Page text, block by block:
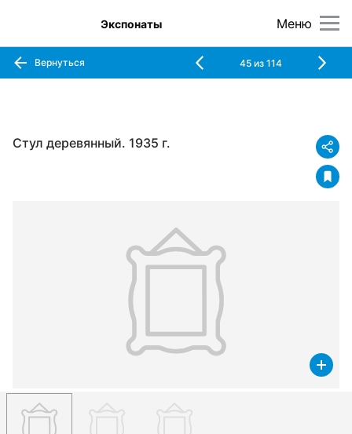
Меню
Экспонаты
Вернуться 45 из 114
Стул деревянный. 1935 г.